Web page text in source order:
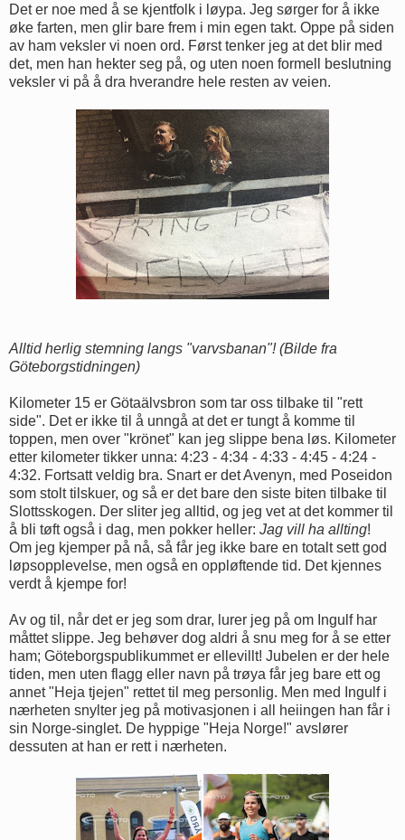
Det er noe med å se kjentfolk i løypa. Jeg sørger for å ikke
øke farten, men glir bare frem i min egen takt. Oppe på siden
av ham veksler vi noen ord. Først tenker jeg at det blir med
det, men han hekter seg på, og uten noen formell beslutning
veksler vi på å dra hverandre hele resten av veien.
Alltid herlig stemning langs "varvsbanan"! (Bilde fra
Göteborgstidningen)
Kilometer 15 er Götaälvsbron som tar oss tilbake til "rett
side". Det er ikke til å unngå at det er tungt å komme til
toppen, men over "krönet" kan jeg slippe bena løs. Kilometer
etter kilometer tikker unna: 4:23 - 4:34 - 4:33 - 4:45 - 4:24 -
4:32. Fortsatt veldig bra. Snart er det Avenyn, med Poseidon
som stolt tilskuer, og så er det bare den siste biten tilbake til
Slottsskogen. Der sliter jeg alltid, og jeg vet at det kommer til
å bli tøft også i dag, men pokker heller: Jag vill ha allting!
Om jeg kjemper på nå, så får jeg ikke bare en totalt sett god
løpsopplevelse, men også en oppløftende tid. Det kjennes
verdt å kjempe for!
Av og til, når det er jeg som drar, lurer jeg på om Ingulf har
måttet slippe. Jeg behøver dog aldri å snu meg for å se etter
ham; Göteborgspublikummet er ellevillt! Jubelen er der hele
tiden, men uten flagg eller navn på trøya får jeg bare ett og
annet "Heja tjejen" rettet til meg personlig. Men med Ingulf i
nærheten snylter jeg på motivasjonen i all heiingen han får i
sin Norge-singlet. De hyppige "Heja Norge!" avslører
dessuten at han er rett i nærheten.